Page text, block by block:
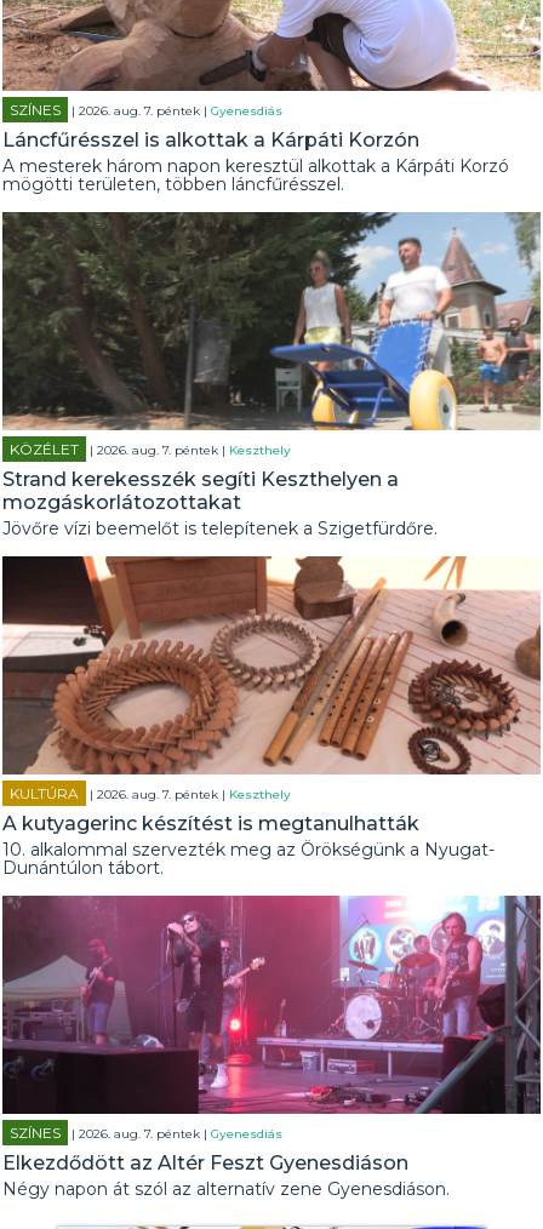
SZÍNES | 2026. aug. 7. péntek |Gyenesdiás
Láncfűrésszel is alkottak a Kárpáti Korzón
A mesterek három napon keresztül alkottak a Kárpáti Korzó
mögötti területen, többen láncfűrésszel.
KÖZÉLET | 2026. aug. 7. péntek | Keszthely
Strand kerekesszék segíti Keszthelyen a
mozgáskorlátozottakat
Jövőre vízi beemelőt is telepítenek a Szigetfürdőre.
KULTÚRA | 2026. aug. 7. péntek | Keszthely
A kutyagerinc készítést is megtanulhatták
10. alkalommal szervezték meg az Örökségünk a Nyugat-
Dunántúlon tábort.
SZÍNES | 2026. aug. 7. péntek |Gyenesdiás
Elkezdődött az Altér Feszt Gyenesdiáson
Négy napon át szól az alternatív zene Gyenesdiáson.